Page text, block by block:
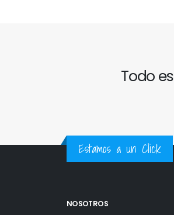
Todo es
Estamos a un Click
NOSOTROS